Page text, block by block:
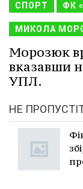
СПОРТ ФК
МИКОЛА
Морозюк
вказавши
УПЛ.
НЕ